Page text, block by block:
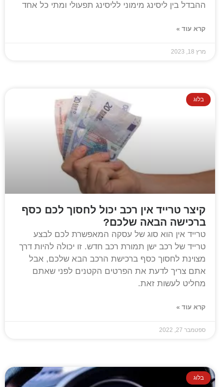
ההבדל בין ליסינג מימוני לליסינג תפעולי ומתי כל אחד
קרא עוד »
מרץ 18, 2023
בלוג
קיצר טרייד אין רכב יכול לחסוך לכם כסף
ברכישה הבאה שלכם?
טרייד אין הוא סוג של עסקה המאפשרת לכם לבצע
טרייד של רכב ישן תמורת רכב חדש. זו יכולה להיות דרך
מצוינת לחסוך כסף ברכישת הרכב הבא שלכם, אבל
אתם צריך לדעת את הפרטים הקטנים לפני שאתם
מחליט לעשות זאת.
קרא עוד »
ספטמבר 27, 2022
בלוג